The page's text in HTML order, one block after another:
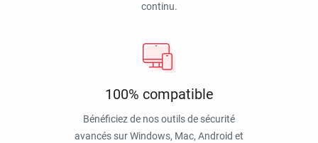
continu.
100% compatible
Bénéficiez de nos outils de sécurité
avancés sur Windows, Mac, Android et